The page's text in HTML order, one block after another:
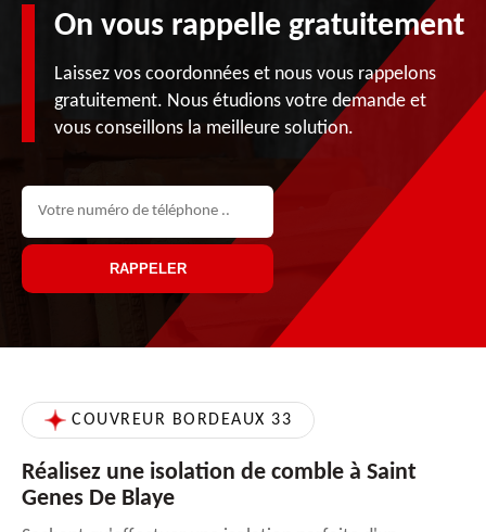
On vous rappelle gratuitement
Laissez vos coordonnées et nous vous rappelons
gratuitement. Nous étudions votre demande et
vous conseillons la meilleure solution.
COUVREUR BORDEAUX 33
Réalisez une isolation de comble à Saint
Genes De Blaye